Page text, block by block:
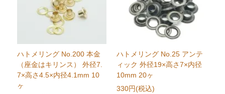
ハトメリング No.200 本金
（座金はキリンス） 外径7.
7×高さ4.5×内径4.1mm 10
ヶ
ハトメリング No.25 アンテ
ィック 外径19×高さ7×内径
10mm 20ヶ
330円(税込)